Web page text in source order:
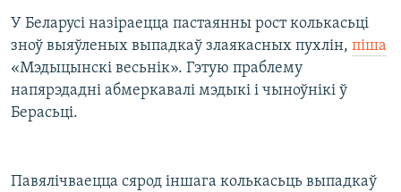
У Беларусі назіраецца пастаянны рост колькасьці
зноў выяўленых выпадкаў злаякасных пухлін, піша
«Мэдыцынскі весьнік». Гэтую праблему
напярэдадні абмеркавалі мэдыкі і чыноўнікі ў
Берасьці.
Павялічваецца сярод іншага колькасьць выпадкаў